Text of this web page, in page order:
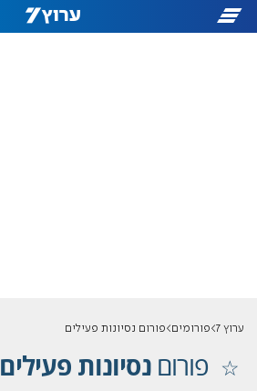
ערוץ 7 פורומים פורום נסיונות פעילים
פורוםנסיונות פעילים